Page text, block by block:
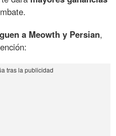
a Meowth y Persian,